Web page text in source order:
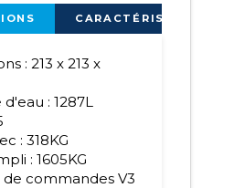
CARACTÉRISTIQUES
: 213 x 213 x
: 1287L
: 318KG
: 1605KG
commandes V3